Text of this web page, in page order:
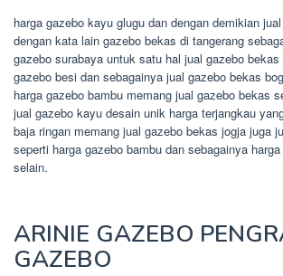
harga gazebo kayu glugu dan dengan demikian
dengan kata lain gazebo bekas di tangerang
gazebo surabaya untuk satu hal jual gazebo
gazebo besi dan sebagainya jual gazebo bekas
harga gazebo bambu memang jual gazebo bekas
jual gazebo kayu desain unik harga terjangkau
baja ringan memang jual gazebo bekas jogja juga
seperti harga gazebo bambu dan sebagainya
selain.
ARINIE GAZEBO
GAZEBO